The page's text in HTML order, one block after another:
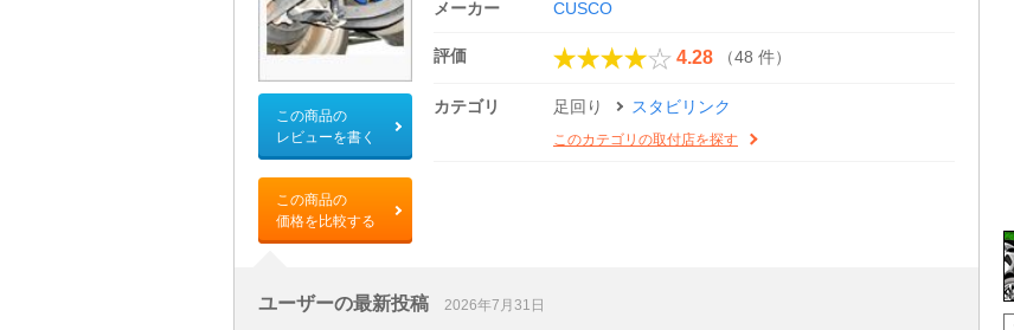
この商品の
レビューを書く
この商品の
価格を比較する
メーカー CUSCO
評価 4.28 （48 件）
カテゴリ 足回り スタビリンク
このカテゴリの取付店を探す
ユーザーの最新投稿 2026年7月31日